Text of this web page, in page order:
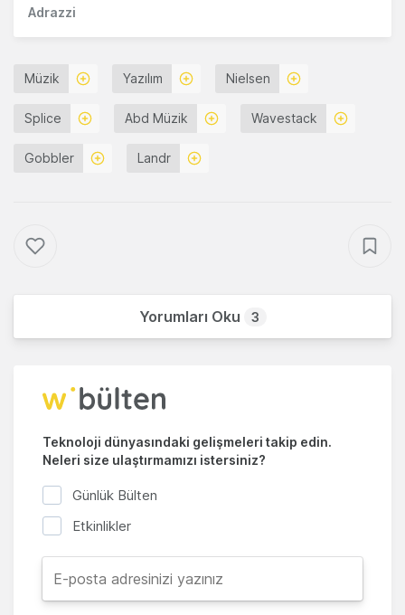
Adrazzi
Müzik Yazılım Nielsen
Splice Abd Müzik Wavestack
Gobbler Landr
Yorumları Oku 3
Teknoloji dünyasındaki gelişmeleri takip edin.
Neleri size ulaştırmamızı istersiniz?
Günlük Bülten
Etkinlikler